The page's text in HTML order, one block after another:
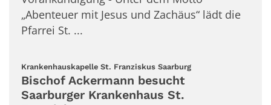
„Abenteuer mit Jesus und Zachäus“ lädt die
Pfarrei St. ...
Krankenhauskapelle St. Franziskus Saarburg:
Bischof Ackermann besucht
Saarburger Krankenhaus St.